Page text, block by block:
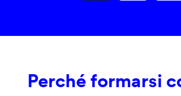
Perché formarsi